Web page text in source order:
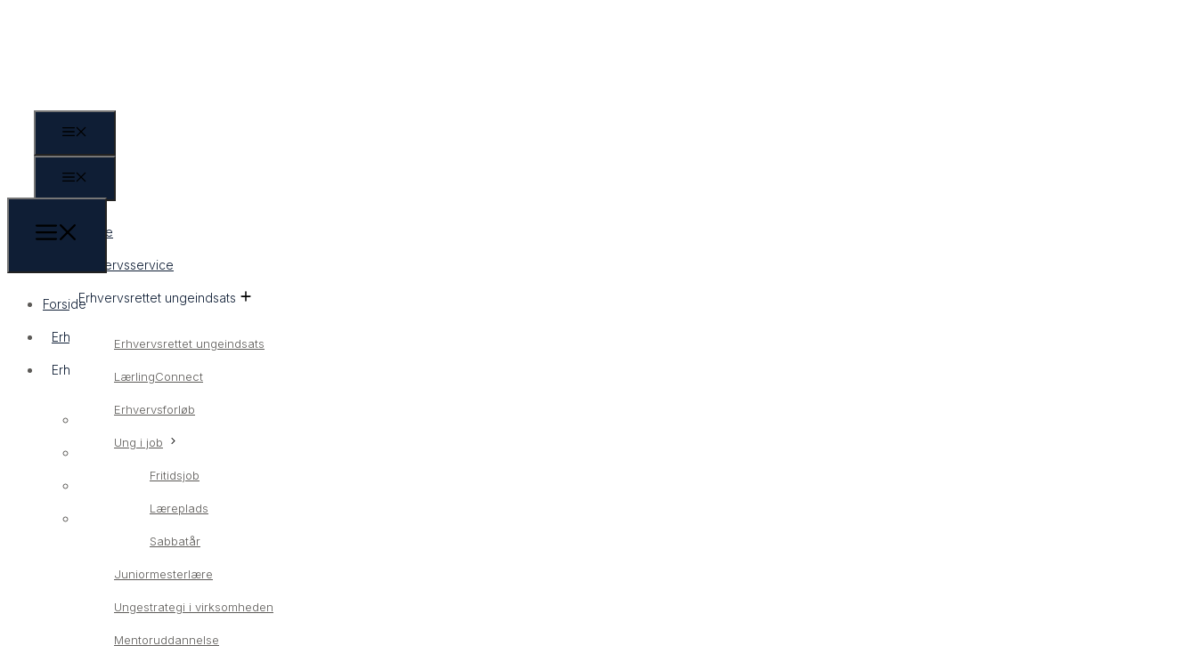
Forside
Erhvervsservice
Erhvervsrettet ungeindsats
Erhvervsrettet ungeindsats
LærlingConnect
Erhvervsforløb
Ung i job
Fritidsjob
Læreplads
Sabbatår
Juniormesterlære
Ungestrategi i virksomheden
Mentoruddannelse
Forside
Erhvervsservice
Erhvervsrettet ungeindsats
Erhvervsrettet ungeindsats
LærlingConnect
Erhvervsforløb
Fritidsjob
Læreplads
Sabbatår